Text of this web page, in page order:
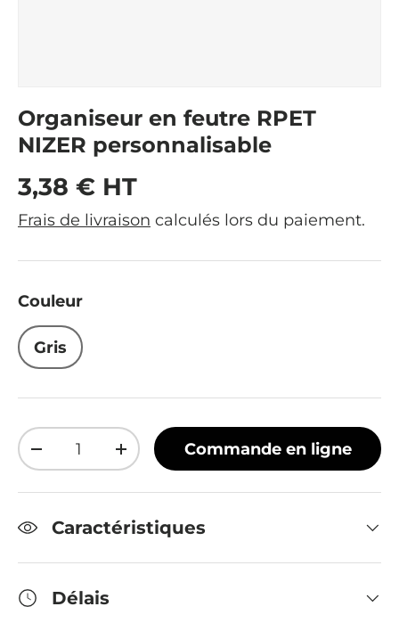
Organiseur en feutre RPET
NIZER personnalisable
Prix habituel
3,38 € HT
Frais de livraison calculés lors du paiement.
Couleur
Gris
Qté
Diminuer la quantité
Augmenter la quantité
Commande en ligne
Caractéristiques
Délais